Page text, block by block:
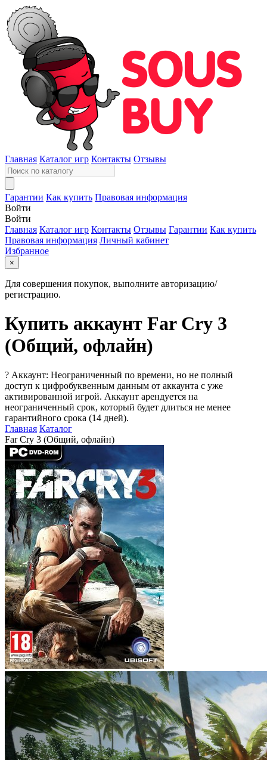
Главная Каталог игр Контакты Отзывы
Гарантии Как купить Правовая информация
Войти
Войти
Главная Каталог игр Контакты Отзывы Гарантии Как купить
Правовая информация Личный кабинет
Избранное
×
Для совершения покупок, выполните авторизацию/
регистрацию.
Купить аккаунт Far Cry 3
(Общий, офлайн)
? Аккаунт: Неограниченный по времени, но не полный
доступ к цифробуквенным данным от аккаунта с уже
активированной игрой. Аккаунт арендуется на
неограниченный срок, который будет длиться не менее
гарантийного срока (14 дней).
Главная Каталог
Far Cry 3 (Общий, офлайн)